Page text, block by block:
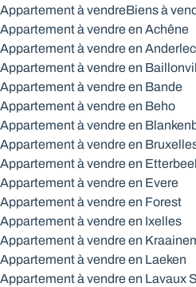
Appartement à vendreBiens à
Appartement à vendre en Achêne
Appartement à vendre en
Appartement à vendre en
Appartement à vendre en Bande
Appartement à vendre en Beho
Appartement à vendre en
Appartement à vendre en
Appartement à vendre en
Appartement à vendre en Evere
Appartement à vendre en Forest
Appartement à vendre en Ixelles
Appartement à vendre en
Appartement à vendre en Laeken
Appartement à vendre en Lavaux